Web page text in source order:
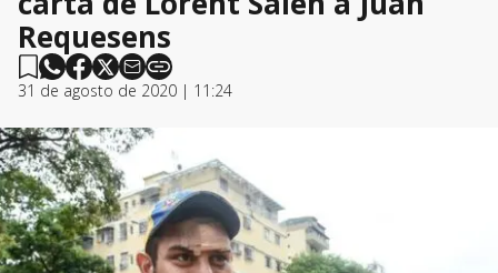
Requesens
31 de agosto de 2020 | 11:24